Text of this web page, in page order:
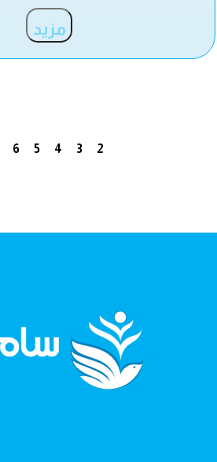
مزيد
2
3
4
5
6